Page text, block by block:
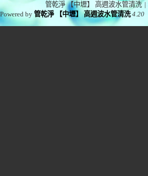
管乾淨 【中壢】 高週波水管清洗 |
Powered by管乾淨 【中壢】 高週波水管清洗 4.20